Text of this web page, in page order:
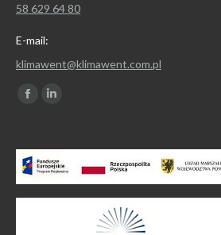
58 629 64 80
E-mail:
klimawent@klimawent.com.pl
Найдите нас:
Facebook
in
new
Linkedin
in
new